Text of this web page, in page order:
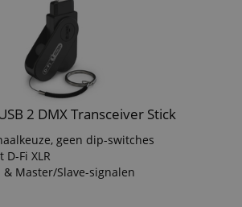
2 DMX Transceiver Stick
geen dip-switches
Fi XLR
& Master/Slave-signalen